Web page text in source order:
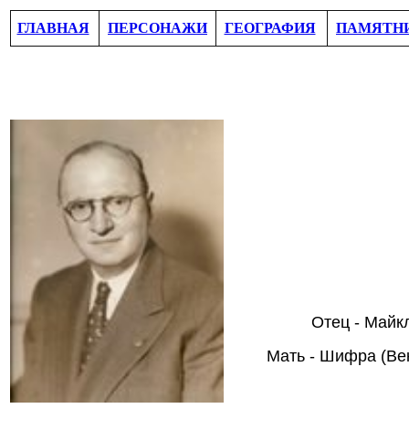
ГЛАВНАЯ ПЕРСОНАЖИ ГЕОГРАФИЯ
Отец -
Мать - Шифра